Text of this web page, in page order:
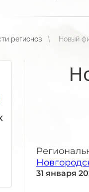
регионов Новый
31 января